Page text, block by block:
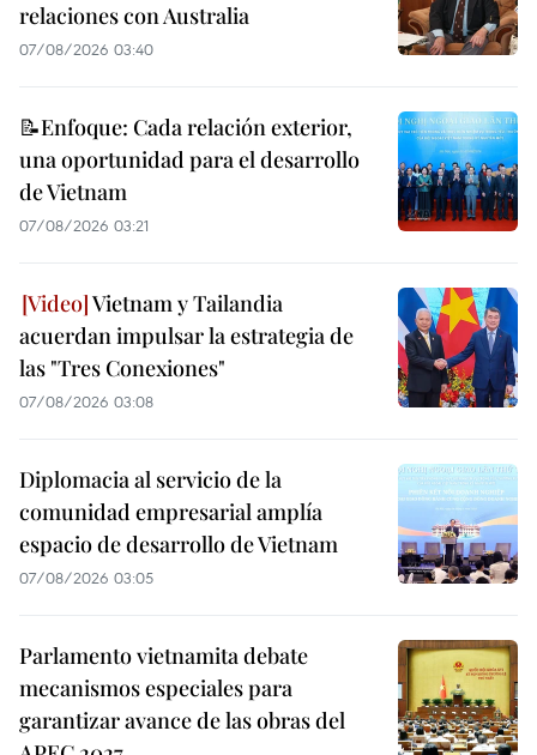
relaciones con Australia
07/08/2026 03:40
📝Enfoque: Cada relación exterior,
una oportunidad para el desarrollo
de Vietnam
07/08/2026 03:21
Vietnam y Tailandia
acuerdan impulsar la estrategia de
las "Tres Conexiones"
07/08/2026 03:08
Diplomacia al servicio de la
comunidad empresarial amplía
espacio de desarrollo de Vietnam
07/08/2026 03:05
Parlamento vietnamita debate
mecanismos especiales para
garantizar avance de las obras del